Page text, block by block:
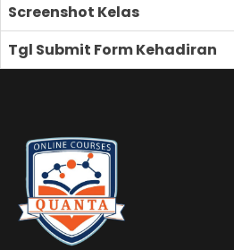
Screenshot Kelas
Tgl Submit Form Kehadiran